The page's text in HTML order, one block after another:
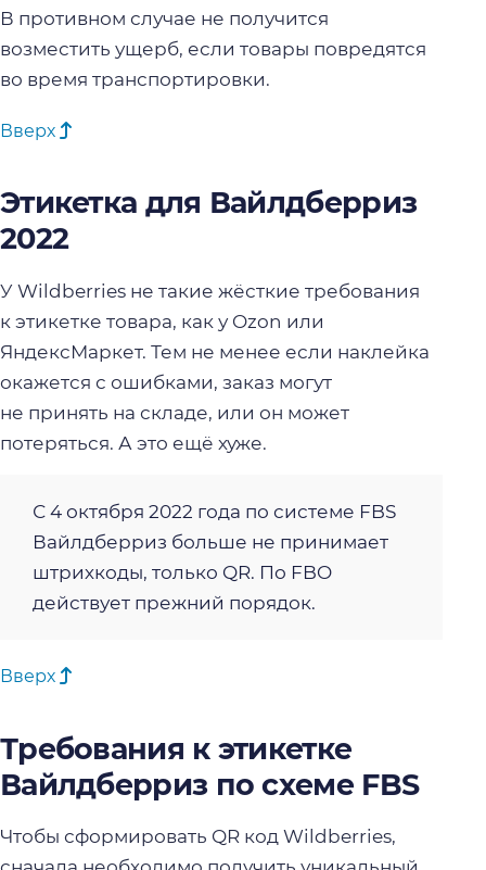
В противном случае не получится
возместить ущерб, если товары повредятся
во время транспортировки.
Вверх
Этикетка для Вайлдберриз
2022
У Wildberries не такие жёсткие требования
к этикетке товара, как у Ozon или
ЯндексМаркет. Тем не менее если наклейка
окажется с ошибками, заказ могут
не принять на складе, или он может
потеряться. А это ещё хуже.
С 4 октября 2022 года по системе FBS
Вайлдберриз больше не принимает
штрихкоды, только QR. По FBO
действует прежний порядок.
Вверх
Требования к этикетке
Вайлдберриз по схеме FBS
Чтобы сформировать QR код Wildberries,